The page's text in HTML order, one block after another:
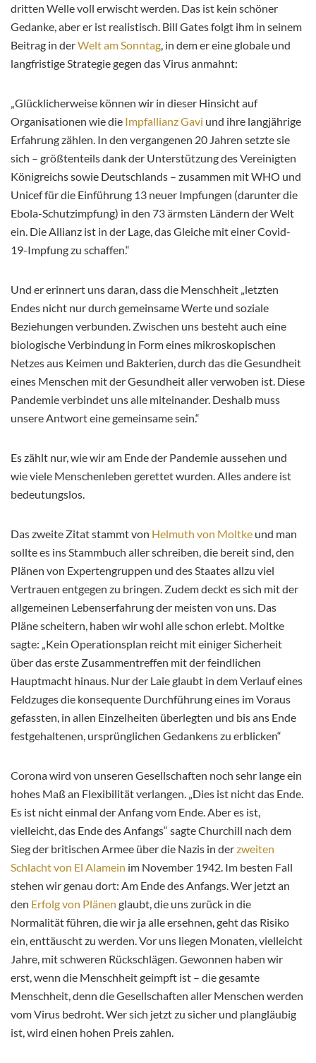
dritten Welle voll erwischt werden. Das ist kein schöner
Gedanke, aber er ist realistisch. Bill Gates folgt ihm in seinem
Beitrag in derWelt am Sonntag, in dem er eine globale und
langfristige Strategie gegen das Virus anmahnt:
„Glücklicherweise können wir in dieser Hinsicht auf
Organisationen wie die Impfallianz Gavi und ihre langjährige
Erfahrung zählen. In den vergangenen 20 Jahren setzte sie
sich – größtenteils dank der Unterstützung des Vereinigten
Königreichs sowie Deutschlands – zusammen mit WHO und
Unicef für die Einführung 13 neuer Impfungen (darunter die
Ebola-Schutzimpfung) in den 73 ärmsten Ländern der Welt
ein. Die Allianz ist in der Lage, das Gleiche mit einer Covid-
19-Impfung zu schaffen.“
Und er erinnert uns daran, dass die Menschheit „letzten
Endes nicht nur durch gemeinsame Werte und soziale
Beziehungen verbunden. Zwischen uns besteht auch eine
biologische Verbindung in Form eines mikroskopischen
Netzes aus Keimen und Bakterien, durch das die Gesundheit
eines Menschen mit der Gesundheit aller verwoben ist. Diese
Pandemie verbindet uns alle miteinander. Deshalb muss
unsere Antwort eine gemeinsame sein.“
Es zählt nur, wie wir am Ende der Pandemie aussehen und
wie viele Menschenleben gerettet wurden. Alles andere ist
bedeutungslos.
Das zweite Zitat stammt von Helmuth von Moltke und man
sollte es ins Stammbuch aller schreiben, die bereit sind, den
Plänen von Expertengruppen und des Staates allzu viel
Vertrauen entgegen zu bringen. Zudem deckt es sich mit der
allgemeinen Lebenserfahrung der meisten von uns. Das
Pläne scheitern, haben wir wohl alle schon erlebt. Moltke
sagte: „Kein Operationsplan reicht mit einiger Sicherheit
über das erste Zusammentreffen mit der feindlichen
Hauptmacht hinaus. Nur der Laie glaubt in dem Verlauf eines
Feldzuges die konsequente Durchführung eines im Voraus
gefassten, in allen Einzelheiten überlegten und bis ans Ende
festgehaltenen, ursprünglichen Gedankens zu erblicken“
Corona wird von unseren Gesellschaften noch sehr lange ein
hohes Maß an Flexibilität verlangen. „Dies ist nicht das Ende.
Es ist nicht einmal der Anfang vom Ende. Aber es ist,
vielleicht, das Ende des Anfangs“ sagte Churchill nach dem
Sieg der britischen Armee über die Nazis in derzweiten
Schlacht von El Alamein im November 1942. Im besten Fall
stehen wir genau dort: Am Ende des Anfangs. Wer jetzt an
den Erfolg von Plänen glaubt, die uns zurück in die
Normalität führen, die wir ja alle ersehnen, geht das Risiko
ein, enttäuscht zu werden. Vor uns liegen Monaten, vielleicht
Jahre, mit schweren Rückschlägen. Gewonnen haben wir
erst, wenn die Menschheit geimpft ist – die gesamte
Menschheit, denn die Gesellschaften aller Menschen werden
vom Virus bedroht. Wer sich jetzt zu sicher und plangläubig
ist, wird einen hohen Preis zahlen.